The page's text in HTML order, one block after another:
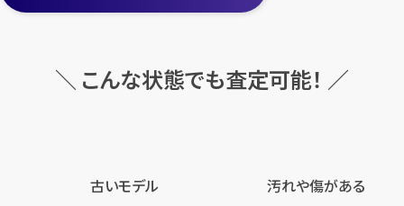
＼ こんな状態でも査定可能！ ／
古いモデル 汚れや傷がある